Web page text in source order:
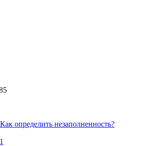
определить незаполненность?